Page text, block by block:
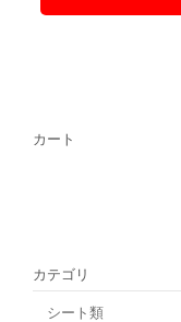
カート
カテゴリ
シート類